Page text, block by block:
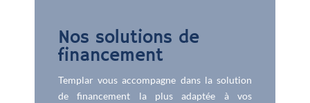
Nos solutions de
financement
Templar vous accompagne dans la solution
de financement la plus adaptée à vos